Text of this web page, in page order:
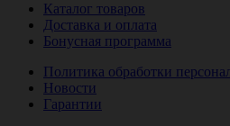
Каталог товаров
Доставка и оплата
Бонусная программа
Политика обработки
Новости
Гарантии